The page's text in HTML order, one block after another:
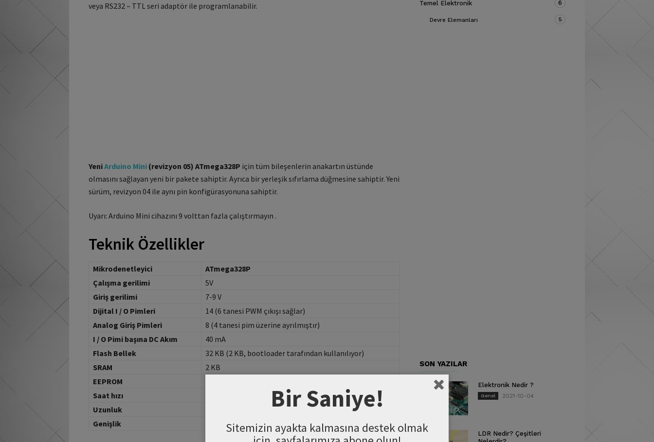
veya RS232 – TTL seri adaptör ile programlanabilir.
YeniArduino Mini (revizyon 05) ATmega328P için tüm bileşenlerin anakartın üstünde
olmasını sağlayan yeni bir pakete sahiptir. Ayrıca bir yerleşik sıfırlama düğmesine sahiptir. Yeni
sürüm, revizyon 04 ile aynı pin konfigürasyonuna sahiptir.
Uyarı: Arduino Mini cihazını 9 volttan fazla çalıştırmayın .
Teknik Özellikler
Mikrodenetleyici
ATmega328P
Çalışma gerilimi
5V
Giriş gerilimi
7-9 V
Dijital I / O Pimleri
14 (6 tanesi PWM çıkışı sağlar)
Analog Giriş Pimleri
8 (4 tanesi pim üzerine ayrılmıştır)
I / O Pimi başına DC Akım
40 mA
Flash Bellek
32 KB (2 KB, bootloader tarafından kullanılıyor)
SRAM
2 KB
EEPROM
Saat hızı
Uzunluk
Genişlik
18 mm
Temel Elektronik 6
Devre Elemanları 5
SON YAZILAR
Elektronik Nedir ?
Genel 2021-10-04
LDR Nedir? Çeşitleri
Bir Saniye!
Sitemizin ayakta kalmasına destek olmak